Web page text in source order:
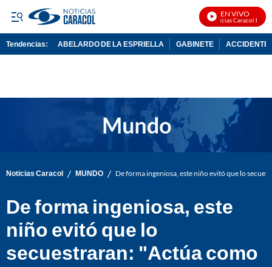
EN VIVO
Noticias Caracol En
Tendencias: ABELARDO DE LA ESPRIELLA GABINETE ACCIDENTE
Noticias Caracol / MUNDO / De forma ingeniosa, este niño evitó que lo
De forma ingeniosa, este
niño evitó que lo
secuestraran: "Actúa como